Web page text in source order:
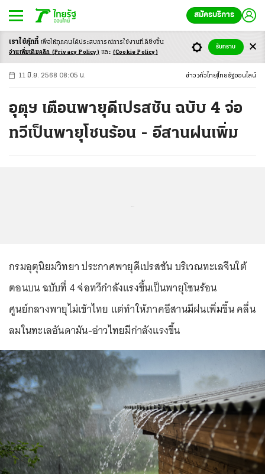
สมัครบริการ
-ก ก ก+
11 มิ.ย. 2568 08:05 น. ข่าว ทั่วไทย ไทยรัฐออนไลน์
อุตุฯ เตือนพายุดีเปรสชัน ฉบับ 4 จ่อ
ทวีเป็นพายุโซนร้อน - อีสานฝนเพิ่ม
กรมอุตุนิยมวิทยา ประกาศพายุดีเปรสชัน บริเวณทะเลจีนใต้
ตอนบน ฉบับที่ 4 จ่อทวีกำลังแรงขึ้นเป็นพายุโซนร้อน
ศูนย์กลางพายุไม่เข้าไทย แต่ทำให้ภาคอีสานมีฝนเพิ่มขึ้น คลื่น
ลมในทะเลอันดามัน-อ่าวไทยมีกำลังแรงขึ้น
เราใช้คุ้กกี้ เพื่อให้ทุกคนได้ประสบการณ์การใช้งานที่ดียิ่งขึ้น
อ่านเพิ่มเติมคลิก (Privacy Policy) และ (Cookie Policy)
รับทราบ